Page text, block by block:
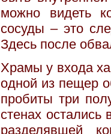
можно видеть
сосуды – это
Здесь после
Храмы у входа
одной из пещер
пробиты три
стенах остались
разделявшей